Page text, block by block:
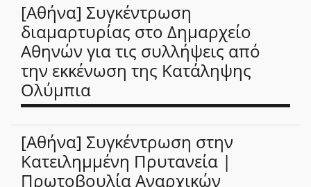
[Αθήνα] Συγκέντρωση
διαμαρτυρίας στο Δημαρχείο
Αθηνών για τις συλλήψεις από
την εκκένωση της Κατάληψης
Ολύμπια
[Αθήνα] Συγκέντρωση στην
Κατειλημμένη Πρυτανεία |
Πρωτοβουλία Αναρχικών